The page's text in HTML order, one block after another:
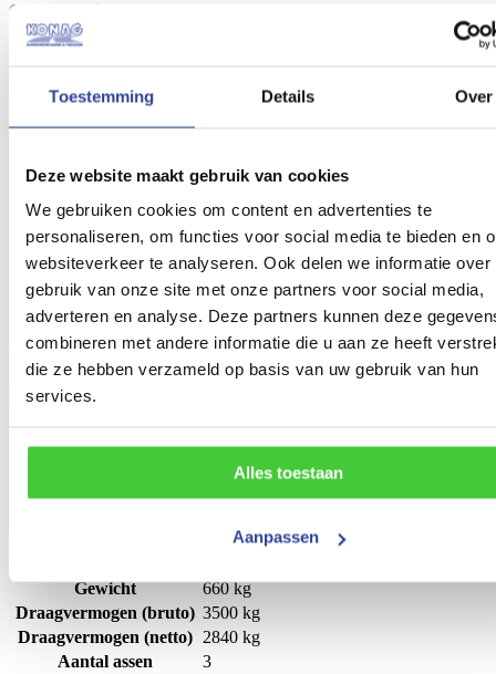
Toestemming Details Over
Deze website maakt gebruik van cookies
We gebruiken cookies om content en advertenties te
personaliseren, om functies voor social media te bieden en
websiteverkeer te analyseren. Ook delen we informatie over
gebruik van onze site met onze partners voor social media,
adverteren en analyse. Deze partners kunnen deze
combineren met andere informatie die u aan ze heeft
die ze hebben verzameld op basis van uw gebruik van hun
services.
Alles toestaan
Aanpassen
Compleet uitgevoerd met:
Robuust gelast volbad verzinkt chassis uit kokerprofiel
cm
Degelijke Knott assen
Innovatief flex-roll systeem
Gatenbevestiging aan zijrand-chassis voor spanbanden
Verzwaard steunwiel gemonteerd
Bootlier 1200 kg
Wegklapbare LED verlichting inclusief mistachterlicht en
driehoeksreflectie
Zij LED verlichting geïntegreerd
Kogelkoppeling met veiligheidsindicator
Zoekt u een alternatief formaat boottrailer? Bezoek onze pagina met
alle formaten andere boottrailers.
Specificaties
Artikelnummer
49055
Vlemmix
632x164 cm (LxBxH)
Gewicht
660 kg
Draagvermogen (bruto) 3500 kg
Draagvermogen (netto) 2840 kg
Aantal assen
3